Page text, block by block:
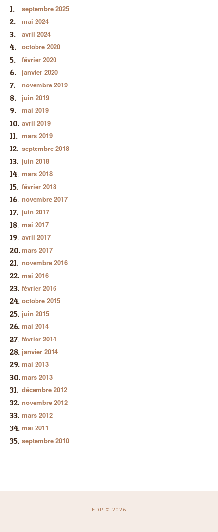
septembre 2025
mai 2024
avril 2024
octobre 2020
février 2020
janvier 2020
novembre 2019
juin 2019
mai 2019
avril 2019
mars 2019
septembre 2018
juin 2018
mars 2018
février 2018
novembre 2017
juin 2017
mai 2017
avril 2017
mars 2017
novembre 2016
mai 2016
février 2016
octobre 2015
juin 2015
mai 2014
février 2014
janvier 2014
mai 2013
mars 2013
décembre 2012
novembre 2012
mars 2012
mai 2011
septembre 2010
EDP © 2026